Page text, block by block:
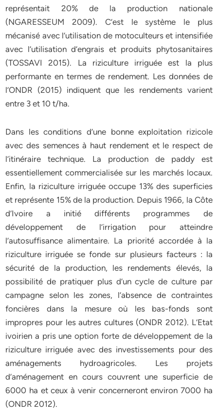
représentait 20% de la production nationale
(NGARESSEUM 2009). C’est le système le plus
mécanisé avec l’utilisation de motoculteurs et intensifiée
avec l’utilisation d’engrais et produits phytosanitaires
(TOSSAVI 2015). La riziculture irriguée est la plus
performante en termes de rendement. Les données de
l’ONDR (2015) indiquent que les rendements varient
entre 3 et 10 t/ha.
Dans les conditions d’une bonne exploitation rizicole
avec des semences à haut rendement et le respect de
l’itinéraire technique. La production de paddy est
essentiellement commercialisée sur les marchés locaux.
Enfin, la riziculture irriguée occupe 13% des superficies
et représente 15% de la production. Depuis 1966, la Côte
d’Ivoire a initié différents programmes de
développement de l’irrigation pour atteindre
l’autosuffisance alimentaire. La priorité accordée à la
riziculture irriguée se fonde sur plusieurs facteurs : la
sécurité de la production, les rendements élevés, la
possibilité de pratiquer plus d’un cycle de culture par
campagne selon les zones, l’absence de contraintes
foncières dans la mesure où les bas-fonds sont
impropres pour les autres cultures (ONDR 2012). L’Etat
ivoirien a pris une option forte de développement de la
riziculture irriguée avec des investissements pour des
aménagements hydroagricoles. Les projets
d’aménagement en cours couvrent une superficie de
6000 ha et ceux à venir concerneront environ 7000 ha
(ONDR 2012).